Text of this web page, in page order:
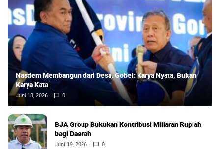
Nasdem Membangun dari Desa, Gobel: Karya Nyata, Bukan
Karya Kata
Juni 18, 2026 0
BJA Group Bukukan Kontribusi Miliaran Rupiah
bagi Daerah
Juni 19, 2026 0